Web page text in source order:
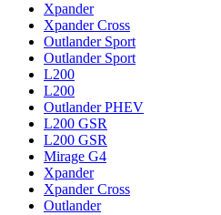
Xpander
Xpander Cross
Outlander Sport
Outlander Sport
L200
L200
Outlander PHEV
L200 GSR
L200 GSR
Mirage G4
Xpander
Xpander Cross
Outlander